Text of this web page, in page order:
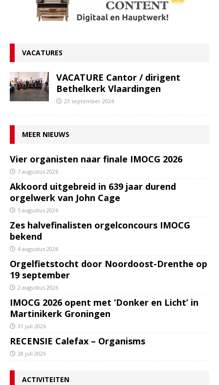
VACATURES
VACATURE Cantor / dirigent
Bethelkerk Vlaardingen
23 september 2024
MEER NIEUWS
Vier organisten naar finale IMOCG 2026
7 augustus 2026
Akkoord uitgebreid in 639 jaar durend
orgelwerk van John Cage
5 augustus 2026
Zes halvefinalisten orgelconcours IMOCG
bekend
4 augustus 2026
Orgelfietstocht door Noordoost-Drenthe op
19 september
2 augustus 2026
IMOCG 2026 opent met ‘Donker en Licht’ in
Martinikerk Groningen
31 juli 2026
RECENSIE Calefax – Organisms
28 juli 2026
ACTIVITEITEN